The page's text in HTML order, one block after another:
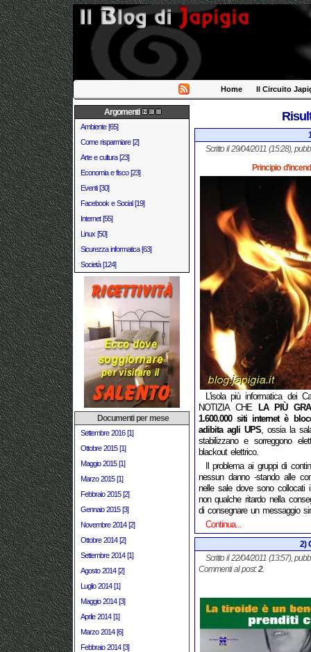
Home Il Circuito
Argomenti
Ambiente [65]
Come risparmiare [2]
Arte e cultura [23]
Economia e fisco [23]
Eventi [30]
Facebook e Social [19]
Internet [55]
Linux [50]
Sicurezza informatica [63]
Società [124]
Documenti per mese
Settembre 2016 [1]
Ottobre 2015 [1]
Maggio 2015 [1]
Marzo 2015 [1]
Febbraio 2015 [2]
Gennaio 2015 [3]
Novembre 2014 [2]
Ottobre 2014 [2]
Settembre 2014 [1]
Agosto 2014 [2]
Luglio 2014 [1]
Maggio 2014 [3]
Aprile 2014 [1]
Marzo 2014 [6]
Febbraio 2014 [3]
Scritto il 29/04/2011 (15:28),
Principio
L'isola più informatica dei
NOTIZIA CHE
LA PIÙ
1.600.000 siti internet è
adibita agli UPS, ossia la
stabilizzano e sorreggono
blackout elettrico.
Il problema ai gruppi di
nessun danno -stando alle
nelle sale dove sono
non qualche ritardo nella
di consegnare un messaggio
Continua...
2)
Scritto il 22/04/2011 (13:57),
Commenti al post:2.